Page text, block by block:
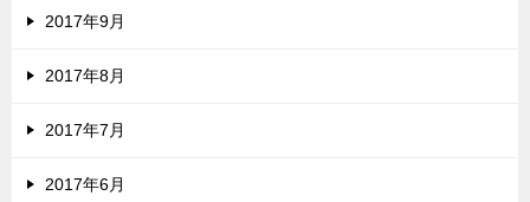
2017年9月
2017年8月
2017年7月
2017年6月